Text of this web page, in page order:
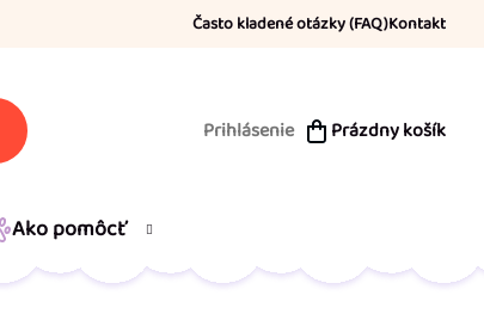
Často kladené otázky (FAQ)Kontakt
Prihlásenie
NÁKUPNÝ
Prázdny košík
Ako pomôcť